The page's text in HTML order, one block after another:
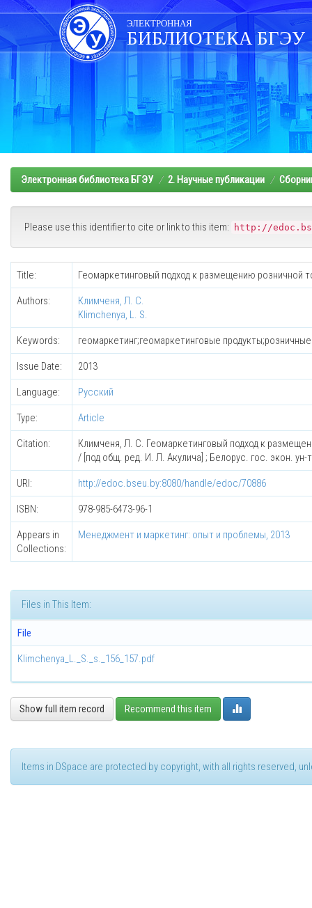
Skip
navigation
ЭЛЕКТРОННАЯ
БИБЛИОТЕКА БГЭУ
Электронная библиотека БГЭУ 2. Научные публикации
Please use this identifier to cite or link to this item: http://
Title: Геомаркетинговый подход к размещению розничной
Authors:
Климченя, Л. С.
Klimchenya, L. S.
Keywords: геомаркетинг;геомаркетинговые
Issue Date: 2013
Language: Русский
Type: Article
Citation:
Климченя, Л. С. Геомаркетинговый подход к
/ [под общ. ред. И. Л. Акулича] ; Белорус. гос. экон.
URI: http://edoc.bseu.by:8080/handle/edoc/70886
ISBN: 978-985-6473-96-1
Appears in
Collections:
Менеджмент и маркетинг: опыт и проблемы, 2013
Files in This Item:
File
Klimchenya_L._S._s._156_157.pdf
Show full item record Recommend this item
Items in DSpace are protected by copyright, with all rights reserved,